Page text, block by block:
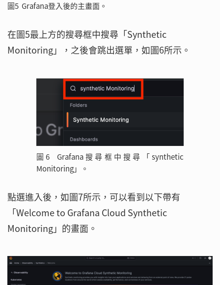
圖5 Grafana登入後的主畫面。
在圖5最上方的搜尋框中搜尋「Synthetic
Monitoring」，之後會跳出選單，如圖6所示。
圖6 Grafana搜尋框中搜尋「synthetic
Monitoring」。
點選進入後，如圖7所示，可以看到以下帶有
「Welcome to Grafana Cloud Synthetic
Monitoring」的畫面。